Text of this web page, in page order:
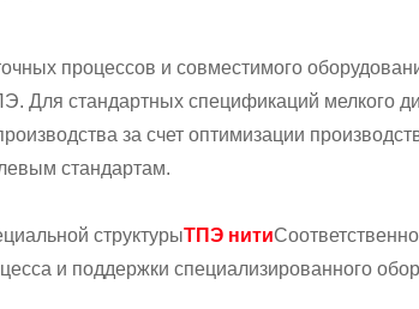
процессов и совместимого
Для стандартных спецификаций мелкого
за счет оптимизации
стандартам.
структурыТПЭ нити
и поддержки специализированного